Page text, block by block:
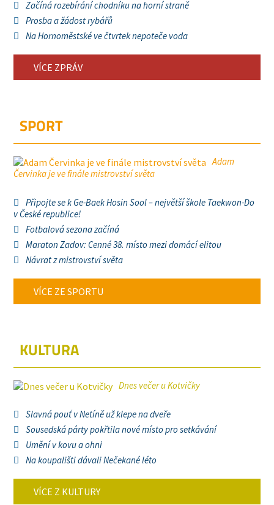
Začíná rozebírání chodníku na horní straně
Prosba a žádost rybářů
Na Hornoměstské ve čtvrtek nepoteče voda
VÍCE ZPRÁV
SPORT
Adam
Červinka je ve finále mistrovství světa
Připojte se k Ge-Baek Hosin Sool – největší škole Taekwon-Do
v České republice!
Fotbalová sezona začíná
Maraton Zadov: Cenné 38. místo mezi domácí elitou
Návrat z mistrovství světa
VÍCE ZE SPORTU
KULTURA
Dnes večer u Kotvičky
Slavná pouť v Netíně už klepe na dveře
Sousedská párty pokřtila nové místo pro setkávání
Umění v kovu a ohni
Na koupališti dávali Nečekané léto
VÍCE Z KULTURY